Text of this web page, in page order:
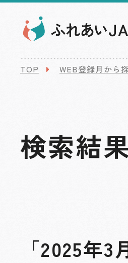
TOP WEB登録月から
検索結
「2025年